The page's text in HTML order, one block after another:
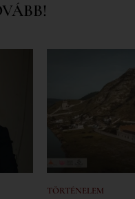
TÖRTÉNELEM